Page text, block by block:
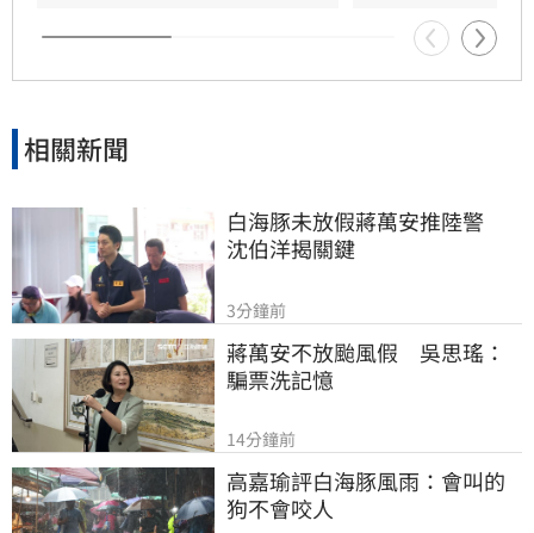
相關新聞
白海豚未放假蔣萬安推陸警
沈伯洋揭關鍵
3分鐘前
蔣萬安不放颱風假　吳思瑤：
騙票洗記憶
14分鐘前
高嘉瑜評白海豚風雨：會叫的
狗不會咬人